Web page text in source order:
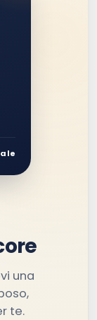
una
te.